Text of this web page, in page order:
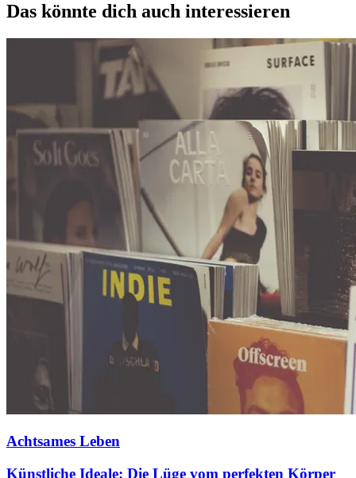
Das könnte dich auch interessieren
Achtsames Leben
Künstliche Ideale: Die Lüge vom perfekten Körper